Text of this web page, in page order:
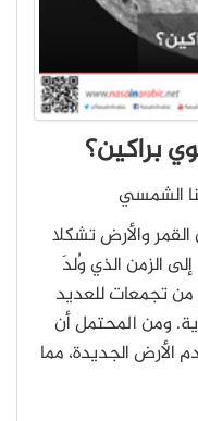
براكين؟
الشمسي
والأرض تشكلا
الزمن الذي وُلدَ
تجمعات للعديد
ومن المحتمل أن
الجديدة، مما